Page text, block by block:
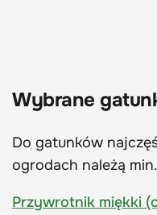
Wybrane
Do gatunków
ogrodach należą
Przywrotnik miękki